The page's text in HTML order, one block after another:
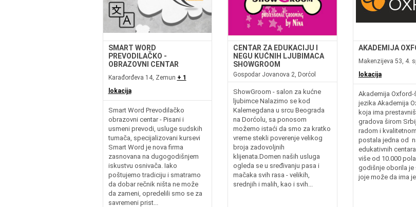
SMART WORD
PREVODILAČKO -
OBRAZOVNI CENTAR
Karađorđeva 14, Zemun + 1
lokacija
Smart Word Prevodilačko
obrazovni centar - Pisani i
usmeni prevodi, usluge sudskih
tumača, specijalizovani kursevi
Smart Word je nova firma
zasnovana na dugogodišnjem
iskustvu osnivača. Iako
poštujemo tradiciju i smatramo
da dobar rečnik ništa ne može
da zameni, opredelili smo se za
savremeni prist...
CENTAR ZA EDUKACIJU I
NEGU KUĆNIH LJUBIMACA
SHOWGROOM
Gospodar Jovanova 2, Dorćol
ShowGroom - salon za kućne
ljubimce Nalazimo se kod
Kalemegdana u srcu Beograda
na Dorćolu, sa ponosom
možemo istaći da smo za kratko
vreme stekli poverenje velikog
broja zadovoljnih
klijenata.Domen naših usluga
ogleda se u sređivanju pasa i
mačaka svih rasa - velikih,
srednjih i malih, kao i svih...
AKADEMIJA
Makenzijeva 53, 4.
lokacija
Akademija Oxford-
jezika Akademija
koja ima
gradova širom
radom i
postala jedna od
edukativnih
više od 10.000
godišnje oborila je
joje može da ima